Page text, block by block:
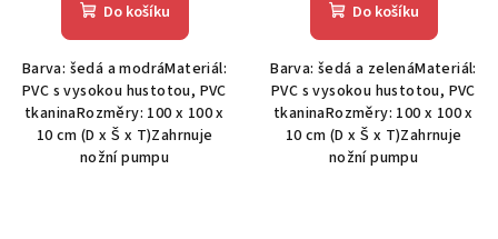
Do košíku
Barva: šedá a modráMateriál:
PVC s vysokou hustotou, PVC
tkaninaRozměry: 100 x 100 x
10 cm (D x Š x T)Zahrnuje
nožní pumpu
Do košíku
Barva: šedá a zelenáMateriál:
PVC s vysokou hustotou, PVC
tkaninaRozměry: 100 x 100 x
10 cm (D x Š x T)Zahrnuje
nožní pumpu